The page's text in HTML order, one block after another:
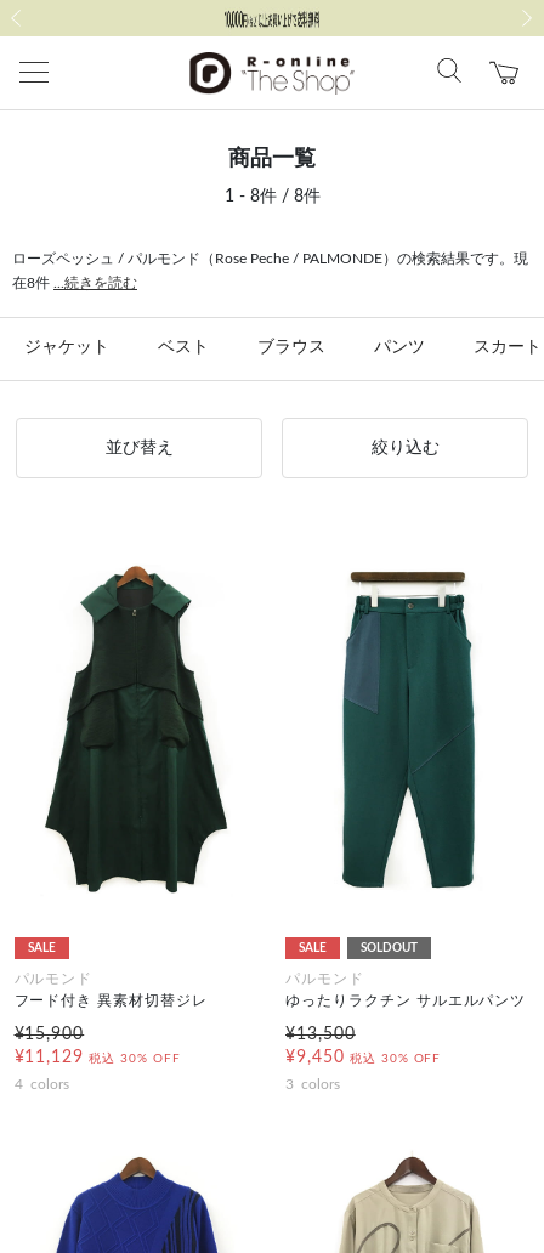
商品一覧
1 - 8件 / 8件
ローズペッシュ / パルモンド（Rose Peche / PALMONDE）の検索結果です。現
在8件
...続きを読む
ジャケット ベスト ブラウス パンツ スカート
並び替え 絞り込む
SALE
パルモンド
フード付き 異素材切替ジレ
¥15,900
¥11,129 税込 30% OFF
4 colors
SALE SOLDOUT
パルモンド
ゆったりラクチン サルエルパンツ
¥13,500
¥9,450 税込 30% OFF
3 colors